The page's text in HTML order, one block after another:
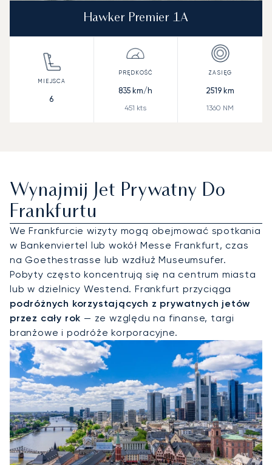
Hawker Premier 1A
6
835 km/h
451 kts
2519 km
1360 NM
Wynajmij Jet Prywatny Do
Frankfurtu
We Frankfurcie wizyty mogą obejmować spotkania
w Bankenviertel lub wokół Messe Frankfurt, czas
na Goethestrasse lub wzdłuż Museumsufer.
Pobyty często koncentrują się na centrum miasta
lub w dzielnicy Westend. Frankfurt przyciąga
podróżnych korzystających z prywatnych jetów
przez cały rok — ze względu na finanse, targi
branżowe i podróże korporacyjne.